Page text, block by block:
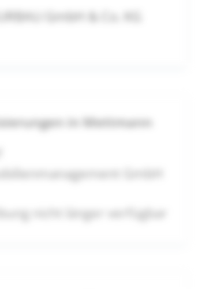
GmbH & Co. KG
in Mettmann
GmbH
nicht länger verfügbar